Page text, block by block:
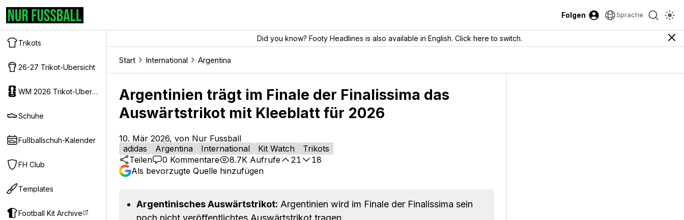
Folgen Sprache
Trikots
26-27 Trikot-Ubersicht
WM 2026 Trikot-Ubersicht
Schuhe
Fußballschuh-Kalender
FH Club
Templates
Football Kit Archive
Did you know? Footy Headlines is also available in English. Click here to switch.
Start International Argentina
Argentinien trägt im Finale der Finalissima das
Auswärtstrikot mit Kleeblatt für 2026
10. Mär 2026, von Nur Fussball
adidas
Argentina International Kit Watch
Trikots
Teilen
0 Kommentare 8.7K Aufrufe 21
18
Als bevorzugte Quelle hinzufügen
Argentinisches Auswärtstrikot: Argentinien wird im Finale der Finalissima sein
noch nicht veröffentlichtes Auswärtstrikot tragen.